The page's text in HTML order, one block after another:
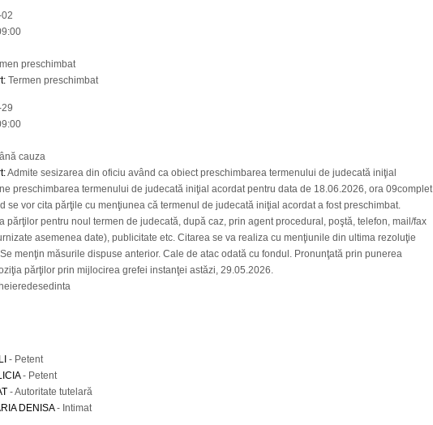
preschimbat
: Termen preschimbat
cauza
:Admite sesizarea din oficiu având ca obiect preschimbarea termenului de judecată iniţial
preschimbarea termenului de judecată iniţial acordat pentru data de 18.06.2026, ora 09complet
se vor cita părţile cu menţiunea că termenul de judecată iniţial acordat a fost preschimbat.
părţilor pentru noul termen de judecată, după caz, prin agent procedural, poştă, telefon, mail/fax
asemenea date), publicitate etc. Citarea se va realiza cu menţiunile din ultima rezoluţie
menţin măsurile dispuse anterior. Cale de atac odată cu fondul. Pronunţată prin punerea
părţilor prin mijlocirea grefei instanţei astăzi, 29.05.2026.
- Petent
- Petent
- Autoritate tutelară
DENISA- Intimat